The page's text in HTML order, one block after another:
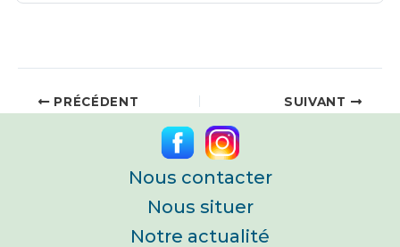
PRÉCÉDENT SUIVANT
Nous contacter
Nous situer
Notre actualité